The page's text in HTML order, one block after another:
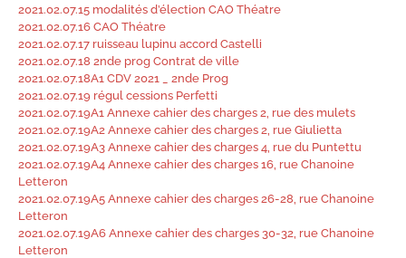
2021.02.07.15 modalités d’élection CAO Théatre
2021.02.07.16 CAO Théatre
2021.02.07.17 ruisseau lupinu accord Castelli
2021.02.07.18 2nde prog Contrat de ville
2021.02.07.18A1 CDV 2021 _ 2nde Prog
2021.02.07.19 régul cessions Perfetti
2021.02.07.19A1 Annexe cahier des charges 2, rue des mulets
2021.02.07.19A2 Annexe cahier des charges 2, rue Giulietta
2021.02.07.19A3 Annexe cahier des charges 4, rue du Puntettu
2021.02.07.19A4 Annexe cahier des charges 16, rue Chanoine
Letteron
2021.02.07.19A5 Annexe cahier des charges 26-28, rue Chanoine
Letteron
2021.02.07.19A6 Annexe cahier des charges 30-32, rue Chanoine
Letteron